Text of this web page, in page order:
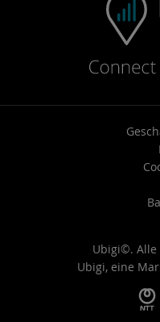
Ubigi©. Alle
Ubigi, eine